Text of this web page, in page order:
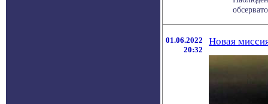
01.06.2022
20:32
Новая